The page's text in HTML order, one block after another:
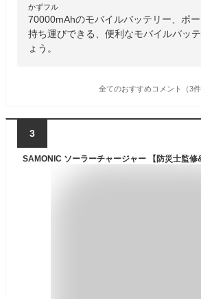
かずフル
70000mAhのモバイルバッテリー、ポ
持ち運びできる、便利なモバイルバッ
ょう。
全てのおすすめコメント（3件
3